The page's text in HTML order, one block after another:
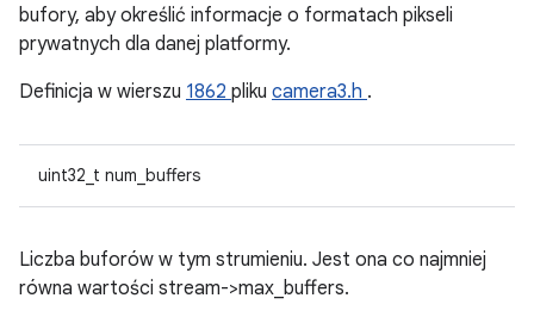
bufory, aby określić informacje o formatach pikseli
prywatnych dla danej platformy.
Definicja w wierszu 1862 pliku camera3.h .
uint32_t num_buffers
Liczba buforów w tym strumieniu. Jest ona co najmniej
równa wartości stream->max_buffers.